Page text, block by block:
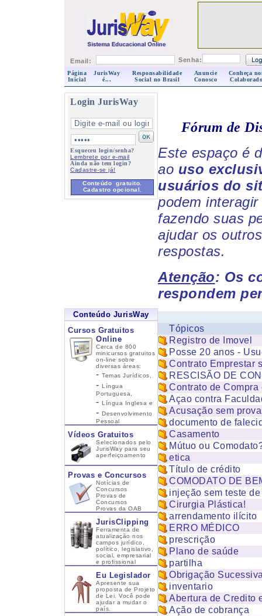
Email: Senha:
Página
Inicial
JurisWay
é...
Responsabilidade
Social no Brasil
Anuncie
Conosco
Conheça
Login JurisWay
Esqueceu login/senha?
Lembrete por e-mail
Ainda não tem login?
Cadastre-se já!
Conteúdo gratuito.
Cadastro opcional.
Conteúdo JurisWay
Cursos Gratuitos
Online
Cerca de 800
minicursos gratuitos
on-line sobre
diversas áreas:
- Temas Jurídicos,
- Língua
Portuguesa,
- Língua Inglesa e
- Desenvolvimento
Pessoal
Vídeos Gratuitos
Selecionados pelo
JurisWay para seu
aperfeiçoamento
Provas e Concursos
Notícias de
Concursos
Provas de
Concursos
Provas da OAB
JurisClipping
Ferramenta de
atualização nos
campos jurídico,
político, legislativo,
social, empresarial
e profissional
Eu Legislador
Apresente sua
proposta de Projeto
de Lei. Você pode
ajudar a mudar o
país.
Fórum de
Este espaço é
ao uso
usuários do
podem
fazendo suas
ajudar os
respostas.
Atenção: Os
respondem
Tópicos
Registro de Imovel
Posse 20 anos -
Contrato Emprestar
RESCISÃO DE
Contrato de
Açao contra
Acusação sem
documento de
Casamento
Mútuo ou
etica
Título de crédito
COMODATO DE
injeção sem teste
Cirurgia Plástica!
arrendamento ilícito
ERRO MÉDICO
prescrição
Plano de saúde
partilha
Obrigação
inventario
Abertura de Credito
Ação de cobrança